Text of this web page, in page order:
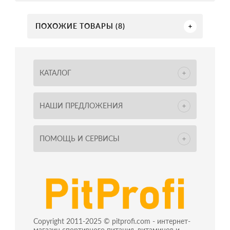
ПОХОЖИЕ ТОВАРЫ (8)
КАТАЛОГ
НАШИ ПРЕДЛОЖЕНИЯ
ПОМОЩЬ И СЕРВИСЫ
Copyright 2011-2025 © pitprofi.com - интернет-